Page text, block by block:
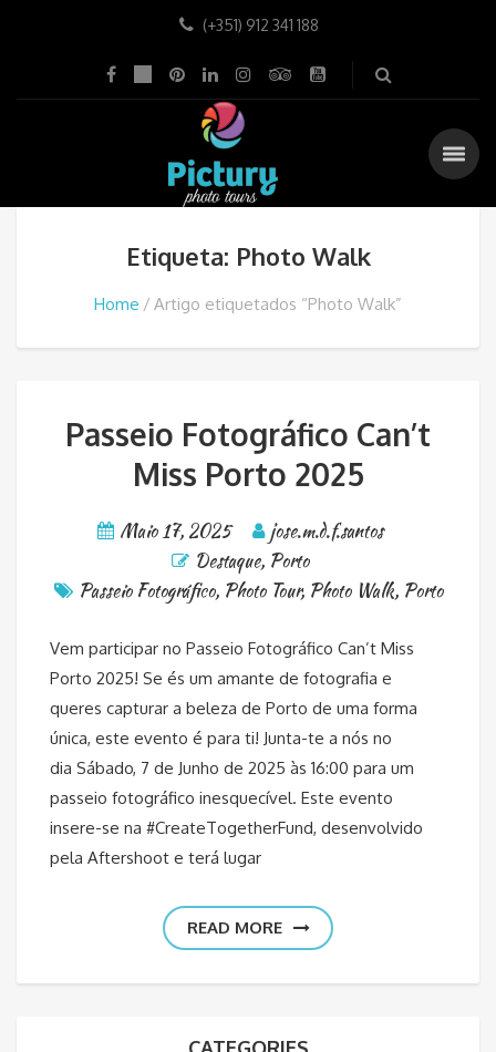
(+351) 912 341 188
Etiqueta: Photo Walk
Home Artigo etiquetados “Photo Walk”
Passeio Fotográfico Can’t
Miss Porto 2025
Maio 17, 2025
jose.m.d.f.santos
Destaque, Porto
Passeio Fotográfico, Photo Tour, Photo Walk, Porto
Vem participar no Passeio Fotográfico Can’t Miss
Porto 2025! Se és um amante de fotografia e
queres capturar a beleza de Porto de uma forma
única, este evento é para ti! Junta-te a nós no
dia Sábado, 7 de Junho de 2025 às 16:00 para um
passeio fotográfico inesquecível. Este evento
insere-se na #CreateTogetherFund, desenvolvido
pela Aftershoot e terá lugar
READ MORE